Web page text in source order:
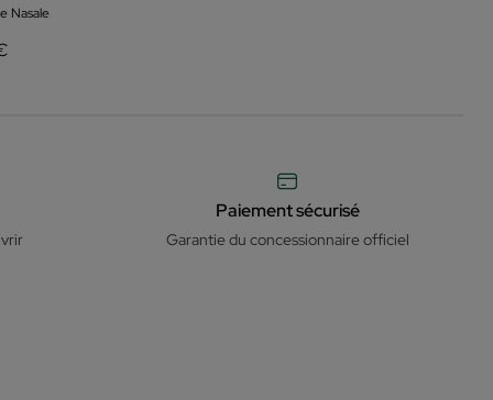
Nasale
Paiement sécurisé
Garantie du concessionnaire officiel